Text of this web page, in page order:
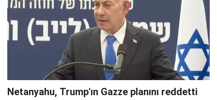
Netanyahu, Trump'ın Gazze planını reddetti